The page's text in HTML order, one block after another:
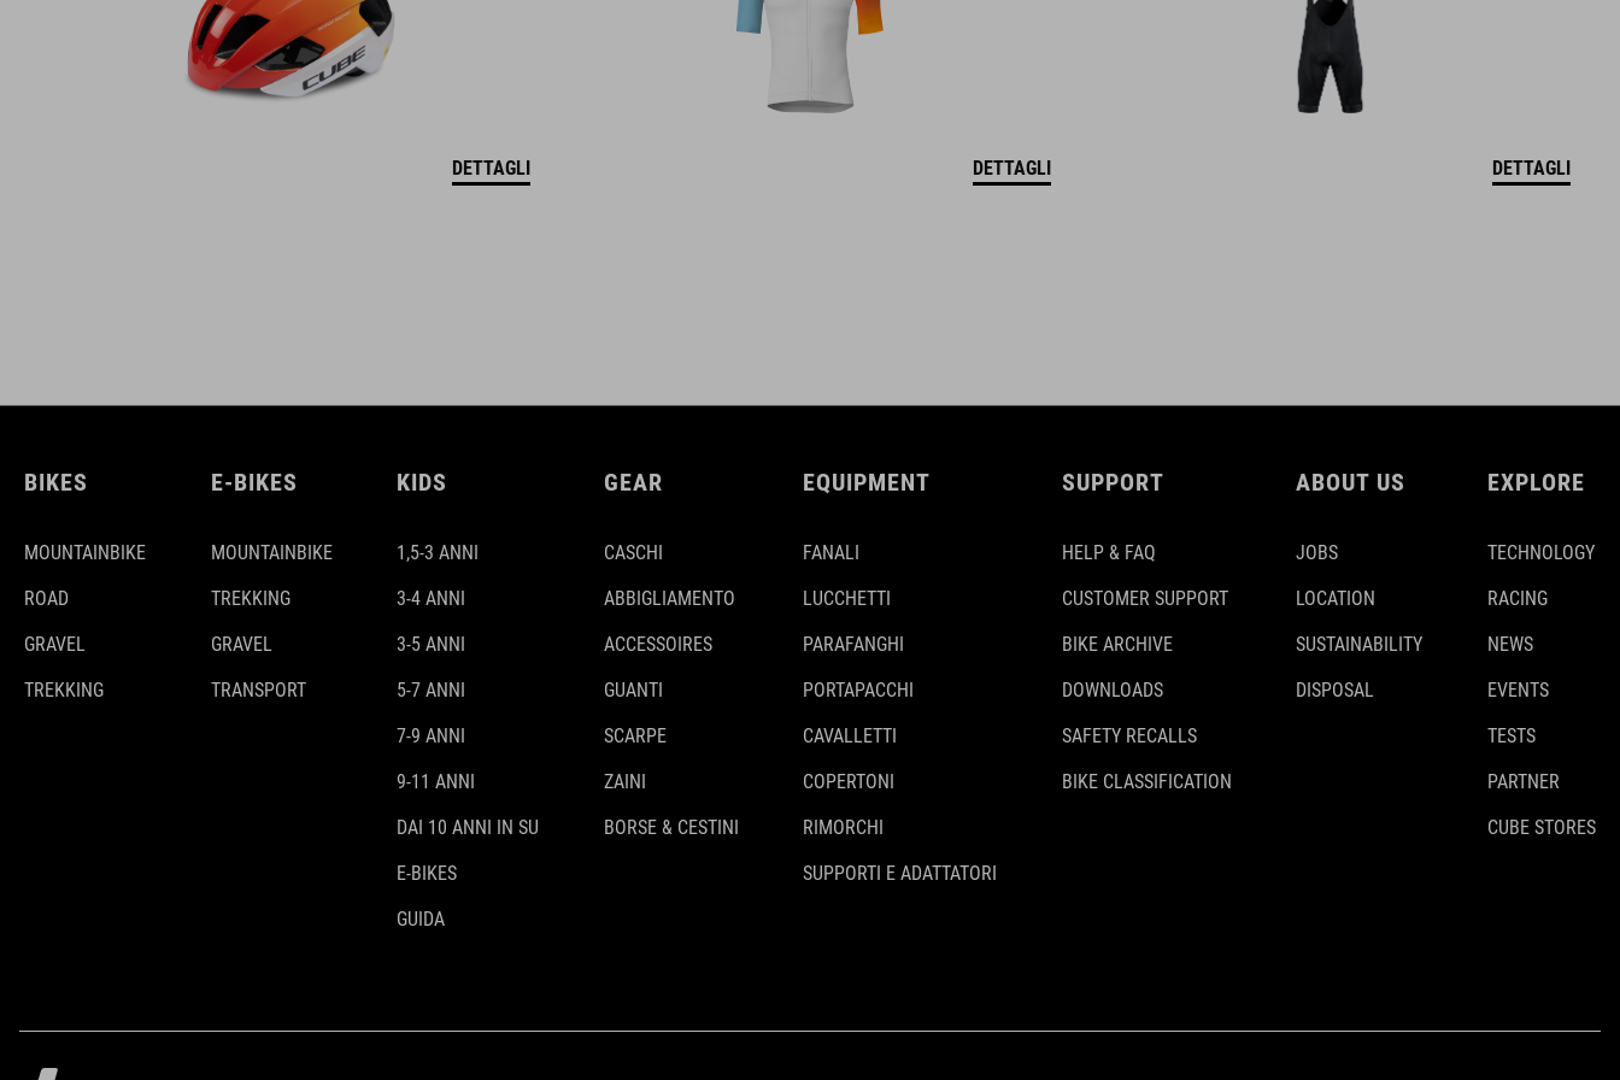
CUBE_Reel-Knob-Disc-Set_Manual_V1-2505
DETTAGLI DETTAGLI DETTAGLI
BIKES
MOUNTAINBIKE
ROAD
GRAVEL
TREKKING
E-BIKES
MOUNTAINBIKE
TREKKING
GRAVEL
TRANSPORT
KIDS
1,5-3 ANNI
3-4 ANNI
3-5 ANNI
5-7 ANNI
7-9 ANNI
9-11 ANNI
DAI 10 ANNI IN SU
E-BIKES
GUIDA
GEAR
CASCHI
ABBIGLIAMENTO
ACCESSOIRES
GUANTI
SCARPE
ZAINI
BORSE & CESTINI
EQUIPMENT
FANALI
LUCCHETTI
PARAFANGHI
PORTAPACCHI
CAVALLETTI
COPERTONI
RIMORCHI
SUPPORTI E ADATTATORI
SUPPORT
HELP & FAQ
CUSTOMER SUPPORT
BIKE ARCHIVE
DOWNLOADS
SAFETY RECALLS
BIKE CLASSIFICATION
ABOUT US
JOBS
LOCATION
SUSTAINABILITY
DISPOSAL
EXPLORE
TECHNOLOGY
RACING
NEWS
EVENTS
TESTS
PARTNER
CUBE STORES